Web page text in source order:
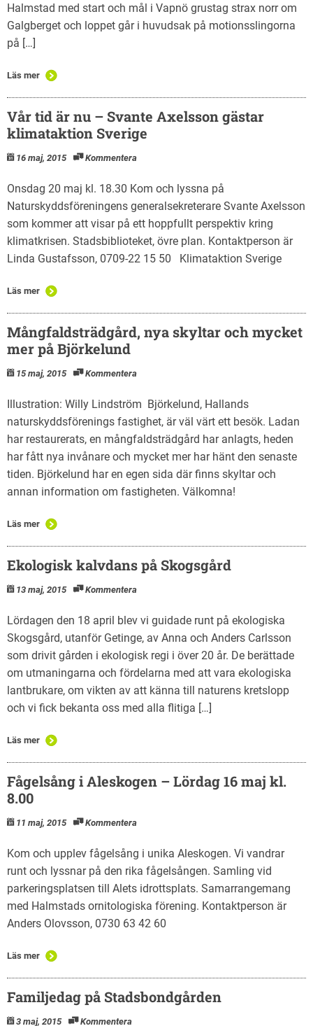
Halmstad med start och mål i Vapnö grustag strax norr om
Galgberget och loppet går i huvudsak på motionsslingorna
på […]
Läs mer
Vår tid är nu – Svante Axelsson gästar
klimataktion Sverige
16 maj, 2015 Kommentera
Onsdag 20 maj kl. 18.30 Kom och lyssna på
Naturskyddsföreningens generalsekreterare Svante Axelsson
som kommer att visar på ett hoppfullt perspektiv kring
klimatkrisen. Stadsbiblioteket, övre plan. Kontaktperson är
Linda Gustafsson, 0709-22 15 50 Klimataktion Sverige
Läs mer
Mångfaldsträdgård, nya skyltar och mycket
mer på Björkelund
15 maj, 2015 Kommentera
Illustration: Willy Lindström Björkelund, Hallands
naturskyddsförenings fastighet, är väl värt ett besök. Ladan
har restaurerats, en mångfaldsträdgård har anlagts, heden
har fått nya invånare och mycket mer har hänt den senaste
tiden. Björkelund har en egen sida där finns skyltar och
annan information om fastigheten. Välkomna!
Läs mer
Ekologisk kalvdans på Skogsgård
13 maj, 2015 Kommentera
Lördagen den 18 april blev vi guidade runt på ekologiska
Skogsgård, utanför Getinge, av Anna och Anders Carlsson
som drivit gården i ekologisk regi i över 20 år. De berättade
om utmaningarna och fördelarna med att vara ekologiska
lantbrukare, om vikten av att känna till naturens kretslopp
och vi fick bekanta oss med alla flitiga […]
Läs mer
Fågelsång i Aleskogen – Lördag 16 maj kl.
8.00
11 maj, 2015 Kommentera
Kom och upplev fågelsång i unika Aleskogen. Vi vandrar
runt och lyssnar på den rika fågelsången. Samling vid
parkeringsplatsen till Alets idrottsplats. Samarrangemang
med Halmstads ornitologiska förening. Kontaktperson är
Anders Olovsson, 0730 63 42 60
Läs mer
Familjedag på Stadsbondgården
3 maj, 2015 Kommentera